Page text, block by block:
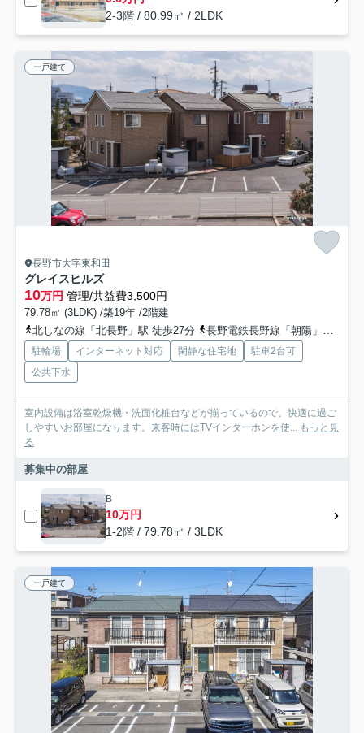
2-3階 / 80.99㎡ / 2LDK
一戸建て
長野市大字東和田
グレイスヒルズ
10万円 管理/共益費3,500円
79.78㎡ (3LDK) /築19年 /2階建
北しなの線「北長野」駅 徒歩27分
長野電鉄長野線「朝陽」駅 徒歩26分
駐輪場 インターネット対応 閑静な住宅地
駐車2台可
公共下水
室内設備は浴室乾燥機・洗面化粧台などが揃っているので、快適に過ご
しやすいお部屋になります。来客時にはTVインターホンを使... もっと見
る
募集中の部屋
B
10万円
1-2階 / 79.78㎡ / 3LDK
一戸建て